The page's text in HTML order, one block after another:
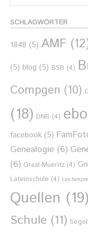
Monat
SCHLAGWÖRTER
1848 (5) AMF
(5) blog (5) BSB (4)
Compgen (10)
(18) DNB (4)
facebook (5)
Genealogie (6)
(6) Graal-Mueritz (4)
Lateinschule (4)
Quellen (19)
Schule (11)